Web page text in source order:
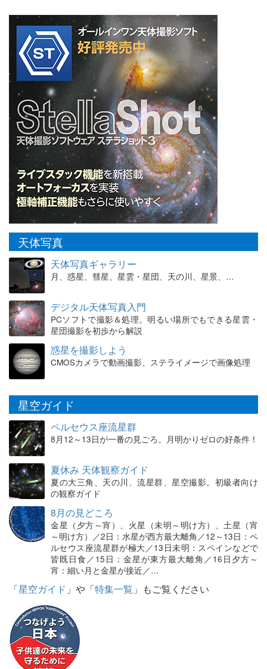
天体写真
天体写真ギャラリー
月、惑星、彗星、星雲・星団、天の川、星景、…
デジタル天体写真入門
PCソフトで撮影＆処理。明るい場所でもできる星雲・
星団撮影を初歩から解説
惑星を撮影しよう
CMOSカメラで動画撮影、ステライメージで画像処理
星空ガイド
ペルセウス座流星群
8月12～13日が一番の見ごろ。月明かりゼロの好条件！
夏休み 天体観察ガイド
夏の大三角、天の川、流星群、星空撮影。初級者向け
の観察ガイド
8月の見どころ
金星（夕方～宵）、火星（未明～明け方）、土星（宵
～明け方）／2日：水星が西方最大離角／12～13日：ペ
ルセウス座流星群が極大／13日未明：スペインなどで
皆既日食／15日：金星が東方最大離角／16日夕方～
宵：細い月と金星が接近／…
「星空ガイド 」や「特集一覧 」もご覧ください